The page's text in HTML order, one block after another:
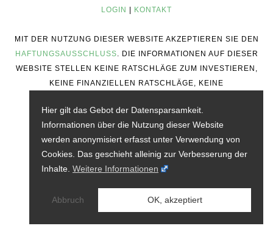
LOGIN
KONTAKT
MIT DER NUTZUNG DIESER WEBSITE AKZEPTIEREN SIE DEN
HAFTUNGSAUSSCHLUSS. DIE INFORMATIONEN AUF DIESER
WEBSITE STELLEN KEINE RATSCHLÄGE ZUM INVESTIEREN,
KEINE FINANZIELLEN RATSCHLÄGE, KEINE
RATSCHLÄGEN DAR.
Hier gilt das Gebot der Datensparsamkeit.
Informationen über die Nutzung dieser Website
werden anonymisiert erfasst unter Verwendung von
Cookies. Das geschieht alleinig zur Verbesserung der
Inhalte. Weitere Informationen
Abbruch OK, akzeptiert